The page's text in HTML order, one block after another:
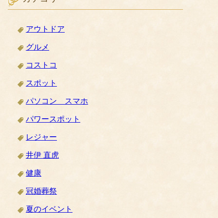
アウトドア
グルメ
コストコ
スポット
パソコン スマホ
パワースポット
レジャー
井伊 直虎
健康
冠婚葬祭
夏のイベント